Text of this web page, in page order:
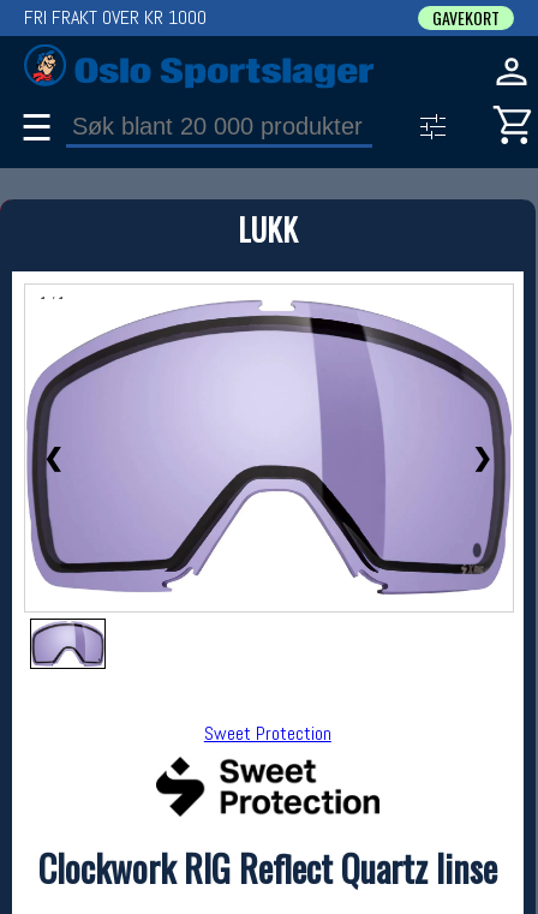
LUKK
1 / 1
❮ ❯
Sweet Protection
Clockwork RIG Reflect Quartz linse
FRI FRAKT OVER KR 1000 GAVEKORT
☰
PRODUKT
Produkter (1)
Bruk filter til å spisse søket
Sweet Protection
Clockwork RIG Reflect Quartz linse